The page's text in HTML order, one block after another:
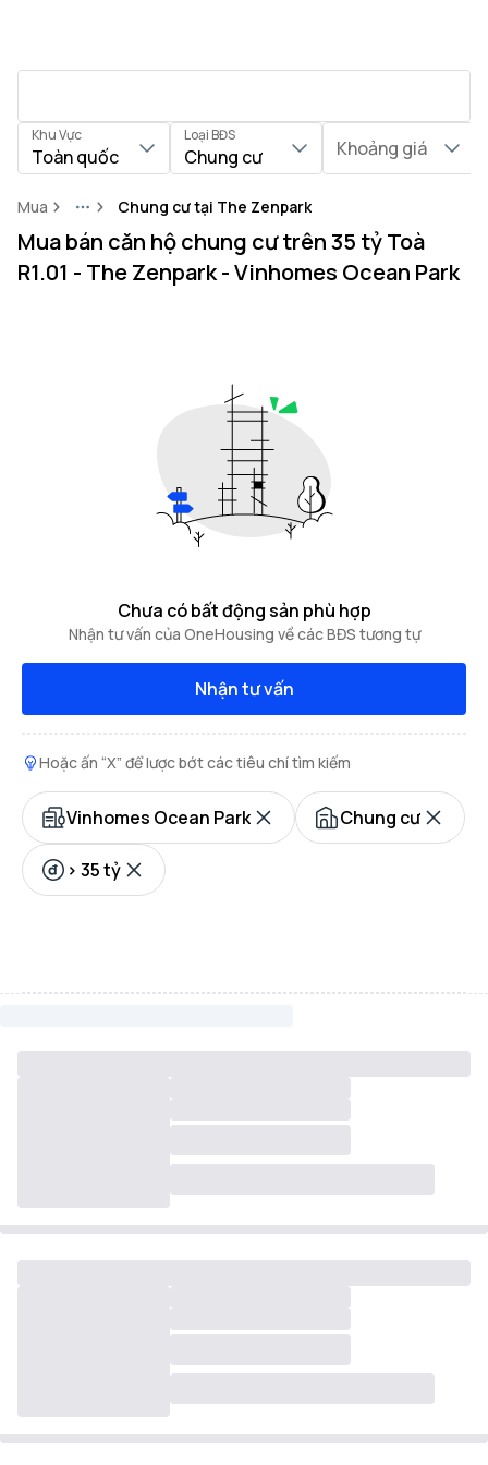
Khu Vực
Toàn quốc
Loại BĐS
Chung cư Khoảng giá
Mua MoreChung cư tại The Zenpark
Mua bán căn hộ chung cư trên 35 tỷ Toà
R1.01 - The Zenpark - Vinhomes Ocean Park
Chưa có bất động sản phù hợp
Nhận tư vấn của OneHousing về các BĐS tương tự
Nhận tư vấn
Hoặc ấn “X” để lược bớt các tiêu chí tìm kiếm
Vinhomes Ocean Park Chung cư
> 35 tỷ